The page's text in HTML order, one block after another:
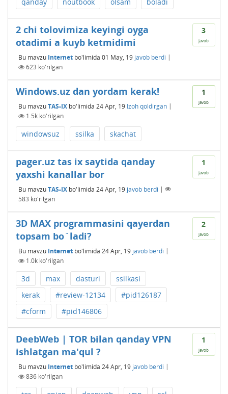
3
javob
2 chi tolovimiza keyingi oyga
otadimi a kuyb ketmidimi
Bu mavzu Internet bo'limida 01 May, 19 javob berdi |
623 ko'rilgan
1
javob
Windows.uz dan yordam kerak!
Bu mavzuTAS-IX bo'limida 24 Apr, 19 Izoh qoldirgan |
1.5k ko'rilgan
windowsuz ssilka skachat
1
javob
pager.uz tas ix saytida qanday
yaxshi kanallar bor
Bu mavzuTAS-IX bo'limida 24 Apr, 19 javob berdi |
583 ko'rilgan
2
javob
3D MAX programmasini qayerdan
topsam bo`ladi?
Bu mavzu Internet bo'limida 24 Apr, 19 javob berdi |
1.0k ko'rilgan
3d max dasturi
ssilkasi
kerak
#review-12134
#pid126187
#cform
#pid146806
1
javob
DeebWeb | TOR bilan qanday VPN
ishlatgan ma'qul ?
Bu mavzu Internet bo'limida 24 Apr, 19 javob berdi |
836 ko'rilgan